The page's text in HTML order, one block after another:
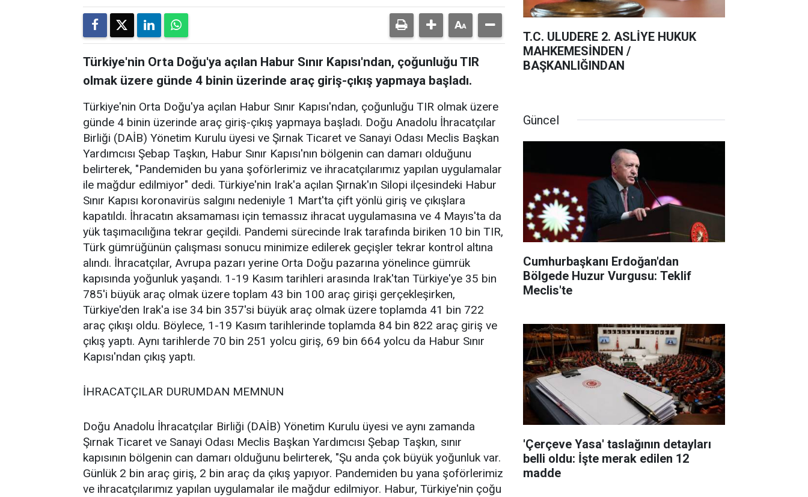
Türkiye'nin Orta Doğu'ya açılan Habur Sınır Kapısı'ndan, çoğunluğu TIR
olmak üzere günde 4 binin üzerinde araç giriş-çıkış yapmaya başladı.
Türkiye'nin Orta Doğu'ya açılan Habur Sınır Kapısı'ndan, çoğunluğu TIR olmak üzere
günde 4 binin üzerinde araç giriş-çıkış yapmaya başladı. Doğu Anadolu İhracatçılar
Birliği (DAİB) Yönetim Kurulu üyesi ve Şırnak Ticaret ve Sanayi Odası Meclis Başkan
Yardımcısı Şebap Taşkın, Habur Sınır Kapısı'nın bölgenin can damarı olduğunu
belirterek, "Pandemiden bu yana şoförlerimiz ve ihracatçılarımız yapılan uygulamalar
ile mağdur edilmiyor" dedi. Türkiye'nin Irak'a açılan Şırnak'ın Silopi ilçesindeki Habur
Sınır Kapısı koronavirüs salgını nedeniyle 1 Mart'ta çift yönlü giriş ve çıkışlara
kapatıldı. İhracatın aksamaması için temassız ihracat uygulamasına ve 4 Mayıs'ta da
yük taşımacılığına tekrar geçildi. Pandemi sürecinde Irak tarafında biriken 10 bin TIR,
Türk gümrüğünün çalışması sonucu minimize edilerek geçişler tekrar kontrol altına
alındı. İhracatçılar, Avrupa pazarı yerine Orta Doğu pazarına yönelince gümrük
kapısında yoğunluk yaşandı. 1-19 Kasım tarihleri arasında Irak'tan Türkiye'ye 35 bin
785'i büyük araç olmak üzere toplam 43 bin 100 araç girişi gerçekleşirken,
Türkiye'den Irak'a ise 34 bin 357'si büyük araç olmak üzere toplamda 41 bin 722
araç çıkışı oldu. Böylece, 1-19 Kasım tarihlerinde toplamda 84 bin 822 araç giriş ve
çıkış yaptı. Aynı tarihlerde 70 bin 251 yolcu giriş, 69 bin 664 yolcu da Habur Sınır
Kapısı'ndan çıkış yaptı.
İHRACATÇILAR DURUMDAN MEMNUN
Doğu Anadolu İhracatçılar Birliği (DAİB) Yönetim Kurulu üyesi ve aynı zamanda
Şırnak Ticaret ve Sanayi Odası Meclis Başkan Yardımcısı Şebap Taşkın, sınır
kapısının bölgenin can damarı olduğunu belirterek, "Şu anda çok büyük yoğunluk var.
Günlük 2 bin araç giriş, 2 bin araç da çıkış yapıyor. Pandemiden bu yana şoförlerimiz
ve ihracatçılarımız yapılan uygulamalar ile mağdur edilmiyor. Habur, Türkiye'nin çoğu
T.C. ULUDERE 2. ASLİYE HUKUK
MAHKEMESİNDEN /
BAŞKANLIĞINDAN
Güncel
Cumhurbaşkanı Erdoğan'dan
Bölgede Huzur Vurgusu: Teklif
Meclis'te
'Çerçeve Yasa' taslağının detayları
belli oldu: İşte merak edilen 12
madde